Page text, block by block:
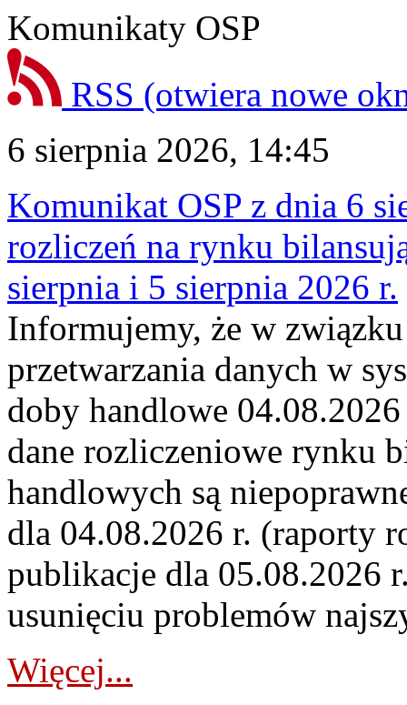
Komunikaty OSP
RSS (otwiera nowe
6 sierpnia 2026, 14:45
Komunikat OSP z dnia 6
rozliczeń na rynku
sierpnia i 5 sierpnia 2026 r.
Informujemy, że w
przetwarzania danych w
doby handlowe
dane rozliczeniowe rynku
handlowych są
dla 04.08.2026 r. (raporty
publikacje dla 05.08.2026
usunięciu problemów
Więcej...